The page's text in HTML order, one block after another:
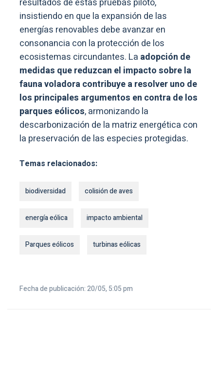
insistiendo en que la expansión de las
energías renovables debe avanzar en
consonancia con la protección de los
ecosistemas circundantes. La adopción de
medidas que reduzcan el impacto sobre la
fauna voladora contribuye a resolver uno de
los principales argumentos en contra de los
parques eólicos, armonizando la
descarbonización de la matriz energética con
la preservación de las especies protegidas.
Temas relacionados:
biodiversidad colisión de aves
energía eólica impacto ambiental
Parques eólicos turbinas eólicas
Fecha de publicación: 20/05, 5:05 pm